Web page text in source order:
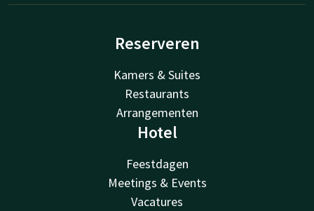
Reserveren
Kamers & Suites
Restaurants
Arrangementen
Hotel
Feestdagen
Meetings & Events
Vacatures